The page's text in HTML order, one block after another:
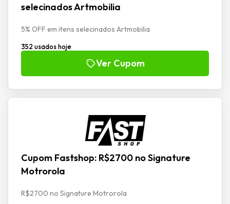
selecinados Artmobilia
5% OFF em itens selecinados Artmobilia
352 usados hoje
Ver Cupom
Cupom Fastshop: R$2700 no Signature
Motrorola
R$2700 no Signature Motrorola